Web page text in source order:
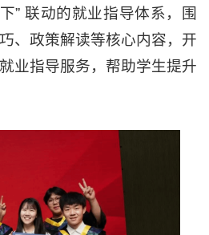
” 联动的就业指导体系，围
、政策解读等核心内容，开
业指导服务，帮助学生提升